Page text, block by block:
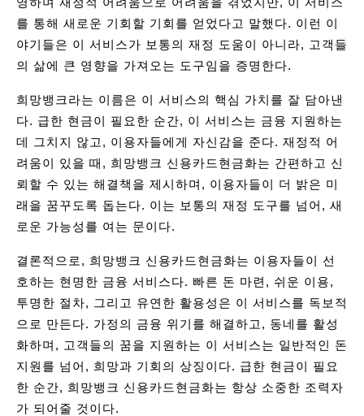
를 통해 새로운 기회할 기회를 얻었다고 말했다. 이런 이
야기들은 이 서비스가 보통의 재정 도움이 아니라, 고객들
의 삶에 큰 영향을 가져오는 도구임을 증명한다.
희망뱅크라는 이름은 이 서비스의 핵심 가치를 잘 담아낸
다. 급한 현금이 필요한 순간, 이 서비스는 금융 지원하는
데 그치지 않고, 이용자들에게 자신감을 준다. 재정적 어
려움이 있을 때, 희망뱅크 신용카드현금화는 간편하고 신
뢰할 수 있는 해결책을 제시하며, 이용자들이 더 밝은 미
래을 꿈꾸도록 돕는다. 이는 보통의 재정 도구를 넘어, 새
로운 가능성를 여는 문이다.
결론적으로, 희망뱅크 신용카드현금화는 이용자들이 선
호하는 현명한 금융 서비스다. 빠른 돈 마련, 쉬운 이용,
투명한 절차, 그리고 유연한 활용성은 이 서비스를 독보적
으로 만든다. 가정의 금융 위기를 해결하고, 동네를 활성
화하며, 고객들의 꿈을 지원하는 이 서비스는 일반적인 돈
지원를 넘어, 희망과 기회의 상징이다. 급한 현금이 필요
한 순간, 희망뱅크 신용카드현금화는 항상 소중한 조력자
가 되어줄 것이다.